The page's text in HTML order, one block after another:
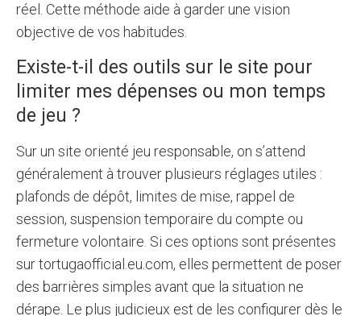
réel. Cette méthode aide à garder une vision
objective de vos habitudes.
Existe-t-il des outils sur le site pour
limiter mes dépenses ou mon temps
de jeu ?
Sur un site orienté jeu responsable, on s’attend
généralement à trouver plusieurs réglages utiles :
plafonds de dépôt, limites de mise, rappel de
session, suspension temporaire du compte ou
fermeture volontaire. Si ces options sont présentes
sur tortugaofficial.eu.com, elles permettent de poser
des barrières simples avant que la situation ne
dérape. Le plus judicieux est de les configurer dès le